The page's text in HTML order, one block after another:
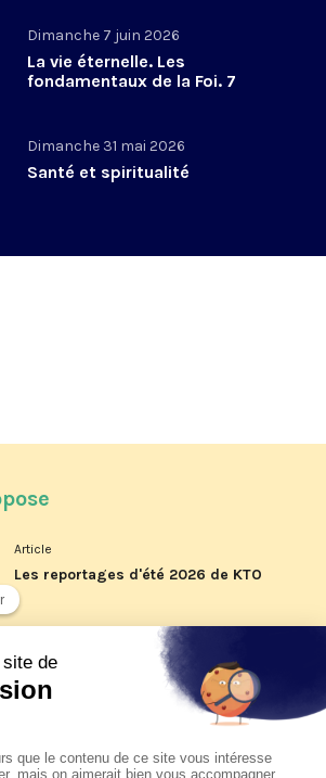
Dimanche 7 juin 2026
La vie éternelle. Les
fondamentaux de la Foi. 7
Dimanche 31 mai 2026
Santé et spiritualité
Article
Les reportages d'été 2026 de KTO
La visite pastorale du pape Léon
XIV à Assise à suivre sur KTO le
jeudi 6 août
Article